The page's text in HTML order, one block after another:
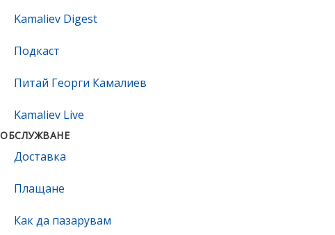
Kamaliev Digest
Подкаст
Питай Георги Камалиев
Kamaliev Live
ОБСЛУЖВАНЕ
Доставка
Плащане
Как да пазарувам